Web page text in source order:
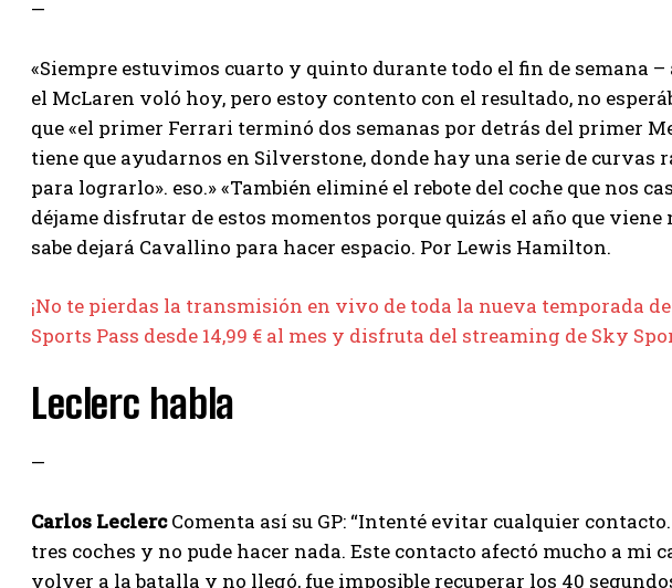
—
«Siempre estuvimos cuarto y quinto durante todo el fin de semana
el McLaren voló hoy, pero estoy contento con el resultado, no
que «el primer Ferrari terminó dos semanas por detrás del primer
tiene que ayudarnos en Silverstone, donde hay una serie de curvas
para lograrlo». eso.» «También eliminé el rebote del coche que nos
déjame disfrutar de estos momentos porque quizás el año que viene
sabe dejará Cavallino para hacer espacio. Por Lewis Hamilton.
¡No te pierdas la transmisión en vivo de toda la nueva temporada
Sports Pass desde 14,99 € al mes y disfruta del streaming de Sky
Leclerc habla
—
Carlos LeclercComenta así su GP: “Intenté evitar cualquier
tres coches y no pude hacer nada. Este contacto afectó mucho a mi
volver a la batalla y no llegó, fue imposible recuperar los 40